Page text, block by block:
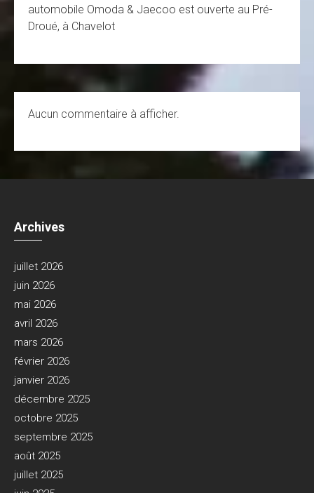
automobile Omoda & Jaecoo est ouverte au Pré-
Droué, à Chavelot
Aucun commentaire à afficher.
Archives
juillet 2026
juin 2026
mai 2026
avril 2026
mars 2026
février 2026
janvier 2026
décembre 2025
octobre 2025
septembre 2025
août 2025
juillet 2025